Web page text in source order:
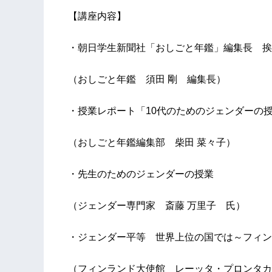
【講座内容】
・朝日学生新聞社「おしごと年鑑」編集長
（おしごと年鑑 須田 剛 編集長）
・授業レポート「10代のためのジェンダーの
（おしごと年鑑編集部 柴田 菜々子）
・先生のためのジェンダーの授業
（ジェンダー専門家 斎藤 万里子 氏）
・ジェンダー平等 世界上位の国では～フィ
（フィンランド大使館 レーッタ・プロン